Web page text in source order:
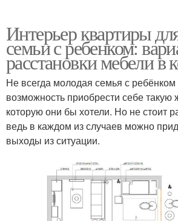
Интерьер квартиры
семьи с ребенком:
расстановки мебели в
Не всегда молодая семья с
возможность приобрести себе
которую они бы хотели. Но не стоит
ведь в каждом из случаев можно
выходы из ситуации.